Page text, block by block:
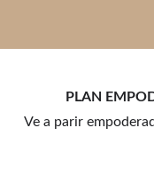
PLAN
Ve a parir